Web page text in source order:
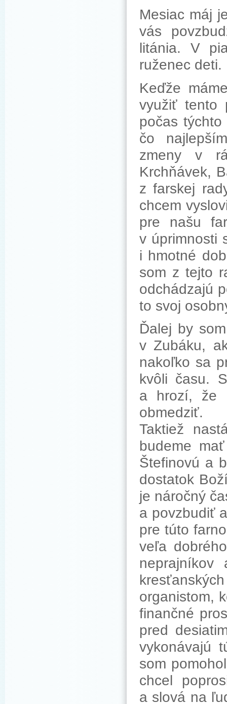
Mesiac máj
vás
litánia. V
ruženec deti.
Keďže
využiť tento
počas
čo
zmeny v
Krchňávek,
z farskej
chcem
pre našu
v úprimnosti
i hmotné
som z tejto
odchádzajú
to svoj
Ďalej by
v Zubáku,
nakoľko sa
kvôli času.
a hrozí, že
obmedziť.
Taktiež
budeme
Štefinovú a
dostatok
je náročný
a povzbudiť
pre túto
veľa
organistom,
finančné
pred
vykonávajú
som
chcel
a slová na